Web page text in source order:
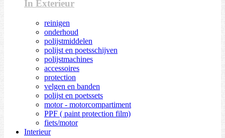
In Exterieur
reinigen
onderhoud
polijstmiddelen
polijst en poetsschijven
polijstmachines
accessoires
protection
velgen en banden
polijst en poetssets
motor - motorcompartiment
PPF ( paint protection film)
fiets/motor
Interieur